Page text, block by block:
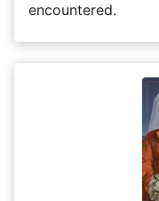
encountered.